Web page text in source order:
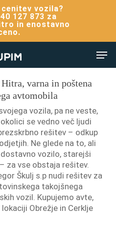
vozila?
127 873 za
in enostavno
Brežice
varna in poštena
avtomobila
vozila, pa ne veste,
se vedno več ljudi
rešitev – odkup
Ne glede na to, ali
vozilo, starejši
za vse obstaja rešitev.
Škulj s.p nudi rešitev za
takojšnega
vozil. Kupujemo avte,
Obrežje in Cerklje